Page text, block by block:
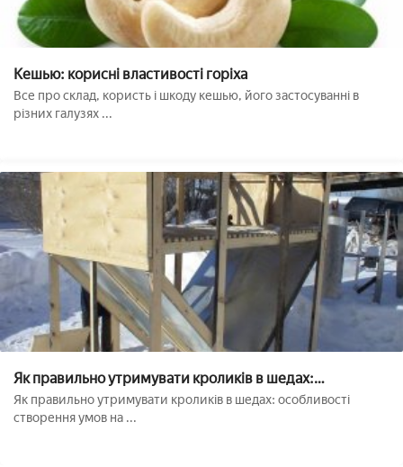
Кешью: корисні властивості горіха
Все про склад, користь і шкоду кешью, його застосуванні в
різних галузях ...
Як правильно утримувати кроликів в шедах:
особливості створення умов на кролячої ферми
Як правильно утримувати кроликів в шедах: особливості
створення умов на ...